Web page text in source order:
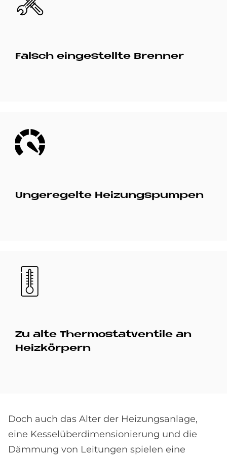
Falsch ein­ge­stell­te Bren­ner
Bild
Un­ge­re­gel­te Hei­zungs­pum­pen
Bild
Zu alte Ther­mo­stat­ven­tile an
Heiz­kör­pern
Doch auch das Alter der Heizungsanlage,
eine Kesselüberdimensionierung und die
Dämmung von Leitungen spielen eine